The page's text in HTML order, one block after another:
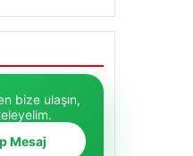
bize ulaşın,
Mesaj